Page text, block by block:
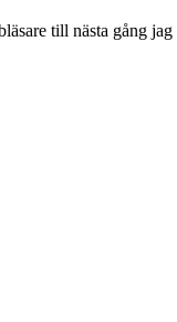
till nästa gång